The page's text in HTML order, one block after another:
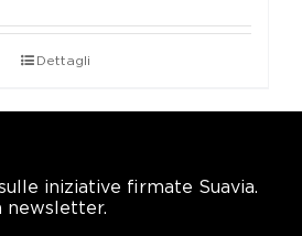
Dettagli
iniziative firmate Suavia.
newsletter.